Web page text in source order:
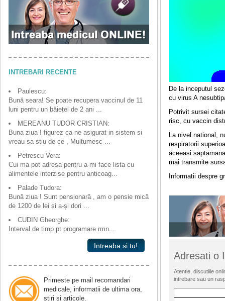
INTREBARI RECENTE
Paulescu:
Bună seara! Se poate recupera vaccinul de 11
luni pentru un băiețel de 2 ani ...
MEREANU TUDOR CRISTIAN:
Buna ziua ! figurez ca ne asigurat in sistem si
vreau sa stiu de ce , Multumesc ...
Petrescu Vera:
Cui ma pot adresa pentru a-mi face lista cu
alimentele interzise pentru anticoag...
Palade Tudora:
Bună ziua ! Sunt pensionară , am o pensie mică
de 1200 de lei și a-și dori ...
CUDIN Gheorghe:
Interval de timp pt programare rmn...
Intreaba si tu!
Primeste pe mail recomandari
medicale, informatii de ultima ora,
stiri si articole.
De la inceputul
cu virus A
Potrivit sursei
risc, cu vaccin
La nivel national,
respiratorii
aceeasi
mai transmite
Informatii despre
Adresati o
Atentie, discutiile
intrebare sau un